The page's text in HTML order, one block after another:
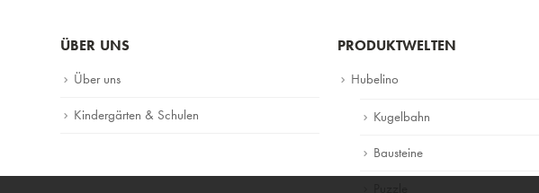
ÜBER UNS
Über uns
Kindergärten & Schulen
PRODUKTWELTEN
Hubelino
Kugelbahn
Bausteine